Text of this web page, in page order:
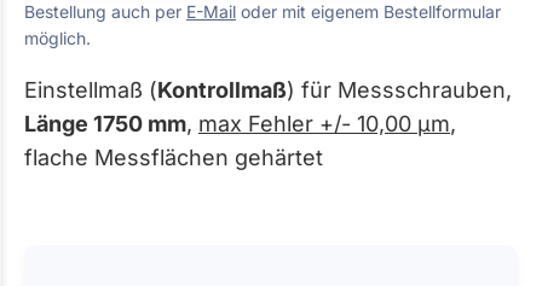
Bestellung auch per E-Mail oder mit eigenem Bestellformular
möglich.
Einstellmaß (Kontrollmaß) für Messschrauben,
Länge 1750 mm, max Fehler +/- 10,00 µm,
flache Messflächen gehärtet